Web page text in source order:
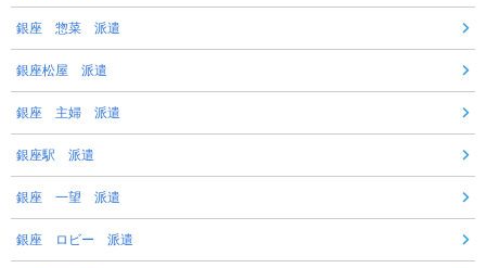
銀座 惣菜 派遣
銀座松屋 派遣
銀座 主婦 派遣
銀座駅 派遣
銀座 一望 派遣
銀座 ロビー 派遣